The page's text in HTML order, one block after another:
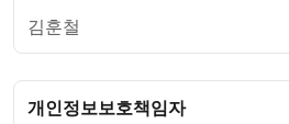
김훈철
개인정보보호책임자